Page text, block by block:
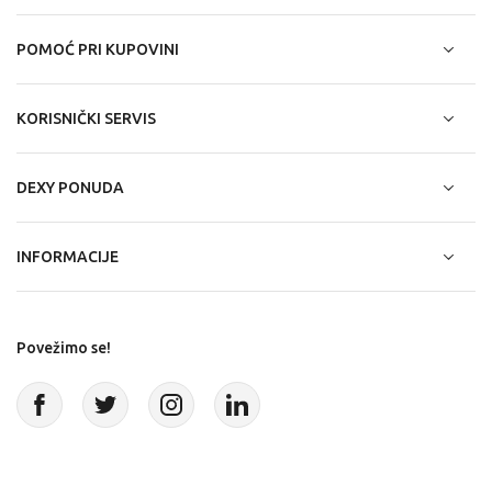
POMOĆ PRI KUPOVINI
KORISNIČKI SERVIS
DEXY PONUDA
INFORMACIJE
Povežimo se!